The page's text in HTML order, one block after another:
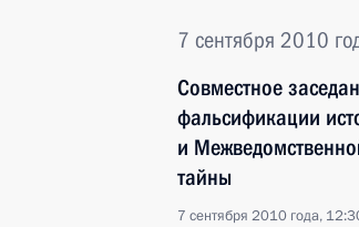
7 сентября 2010
Совместное
фальсификации
и
тайны
7 сентября 2010 года,